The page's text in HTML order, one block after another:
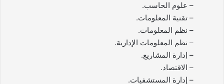
– علوم الحاسب.
– تقنية المعلومات.
– نظم المعلومات.
– نظم المعلومات الإدارية.
– إدارة المشاريع.
– الاقتصاد.
– إدارة المستشفيات.